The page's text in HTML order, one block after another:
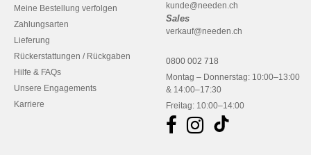
Meine Bestellung verfolgen
Zahlungsarten
Lieferung
Rückerstattungen / Rückgaben
Hilfe & FAQs
Unsere Engagements
Karriere
kunde@needen.ch
Sales
verkauf@needen.ch
0800 002 718
Montag – Donnerstag: 10:00–13:00
& 14:00–17:30
Freitag: 10:00–14:00